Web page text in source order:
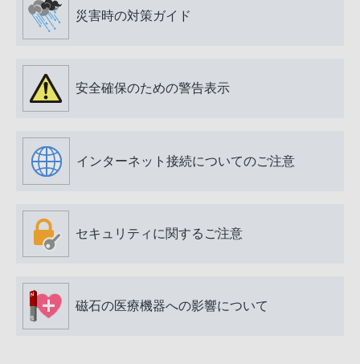
災害時の対策ガイド
安全確保のための警告表示
インターネット接続についてのご注意
セキュリティに関するご注意
磁石の医療機器への影響について